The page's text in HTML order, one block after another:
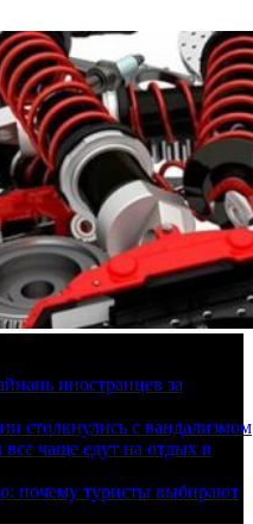
иностранцев за
столкнулись с вандализмом
чаще едут на отдых в
почему туристы выбирают